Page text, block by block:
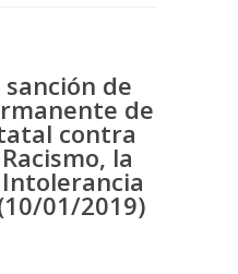
de
de
contra
la
01/2019)